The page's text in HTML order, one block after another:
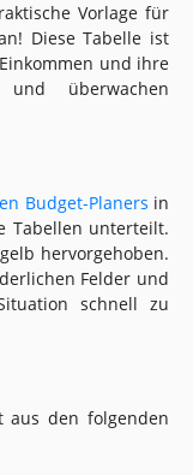
Vorlage für
Diese Tabelle ist
und ihre
und überwachen
Budget-Planers in
Tabellen unterteilt.
hervorgehoben.
Felder und
schnell zu
den folgenden